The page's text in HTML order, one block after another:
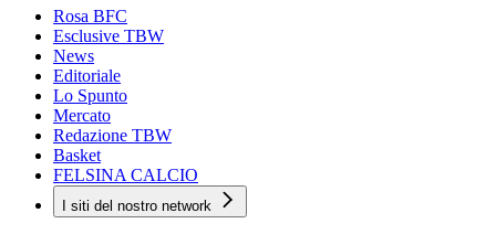
Rosa BFC
Esclusive TBW
News
Editoriale
Lo Spunto
Mercato
Redazione TBW
Basket
FELSINA CALCIO
I siti del nostro network